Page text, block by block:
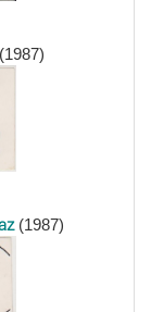
(1987)
(1987)